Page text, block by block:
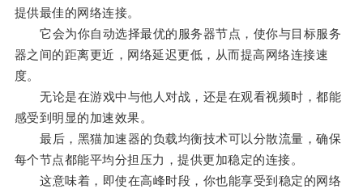
提供最佳的网络连接。
它会为你自动选择最优的服务器节点，使你与目标服务
器之间的距离更近，网络延迟更低，从而提高网络连接速
度。
无论是在游戏中与他人对战，还是在观看视频时，都能
感受到明显的加速效果。
最后，黑猫加速器的负载均衡技术可以分散流量，确保
每个节点都能平均分担压力，提供更加稳定的连接。
这意味着，即使在高峰时段，你也能享受到稳定的网络